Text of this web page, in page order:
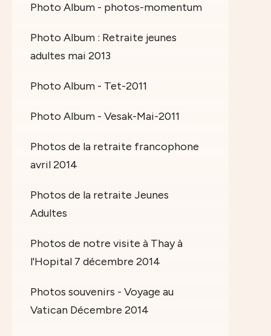
Photo Album - photos-momentum
Photo Album : Retraite jeunes
adultes mai 2013
Photo Album - Tet-2011
Photo Album - Vesak-Mai-2011
Photos de la retraite francophone
avril 2014
Photos de la retraite Jeunes
Adultes
Photos de notre visite à Thay à
l'Hopital 7 décembre 2014
Photos souvenirs - Voyage au
Vatican Décembre 2014